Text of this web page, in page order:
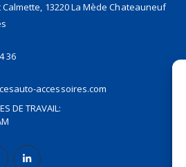
accessoires.com
DE TRAVAIL: